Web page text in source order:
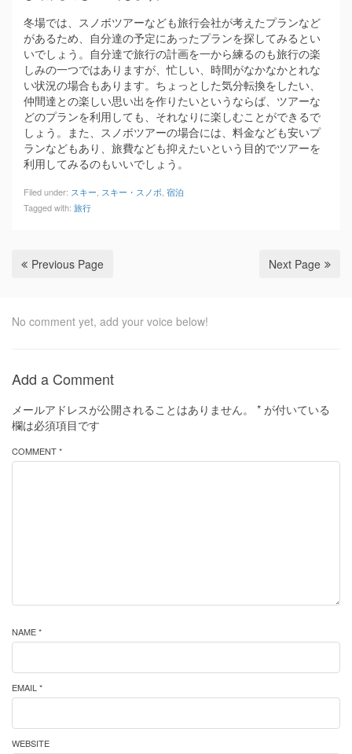
冬場では、スノボツアーなども旅行会社が考えたプランなど
があるため、自分達の予定にあったプランを探してみるとい
いでしょう。自分達で旅行の計画を一から練るのも旅行の楽
しみの一つではありますが、忙しい、時間がなかなかとれな
い状況の場合もあります。ちょっとした気分転換をしたい、
仲間達との楽しい思い出を作りたいというならば、ツアーな
どのプランを利用しても、それなりに楽しむことができるで
しょう。また、スノボツアーの場合には、料金なども安いプ
ランなどもあり、旅費なども抑えたいという目的でツアーを
利用してみるのもいいでしょう。
Filed under: スキー スキー・スノボ 宿泊
Tagged with: 旅行
Previous Page Next Page
No comment yet, add your voice below!
Add a Comment
メールアドレスが公開されることはありません。 * が付いている
欄は必須項目です
COMMENT *
NAME *
EMAIL *
WEBSITE